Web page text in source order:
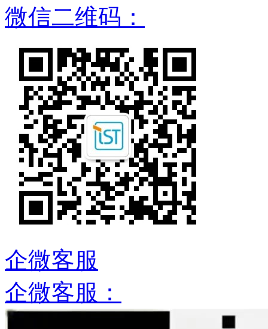
微信二维码：
企微客服
企微客服：